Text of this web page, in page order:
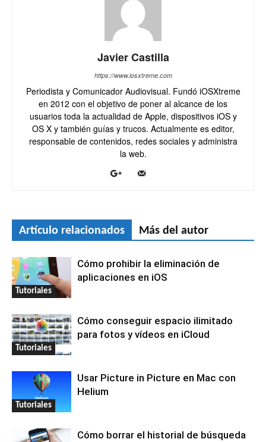
Javier Castilla
https://www.iosxtreme.com
Periodista y Comunicador Audiovisual. Fundó iOSXtreme
en 2012 con el objetivo de poner al alcance de los
usuarios toda la actualidad de Apple, dispositivos iOS y
OS X y también guías y trucos. Actualmente es editor,
responsable de contenidos, redes sociales y administra
la web.
Artículo relacionados Más del autor
Tutoriales
Cómo prohibir la eliminación de
aplicaciones en iOS
Tutoriales
Cómo conseguir espacio ilimitado
para fotos y vídeos en iCloud
Tutoriales
Usar Picture in Picture en Mac con
Helium
Cómo borrar el historial de búsqueda